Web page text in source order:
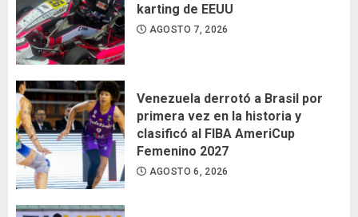
karting de EEUU
AGOSTO 7, 2026
Venezuela derrotó a Brasil por
primera vez en la historia y
clasificó al FIBA AmeriCup
Femenino 2027
AGOSTO 6, 2026